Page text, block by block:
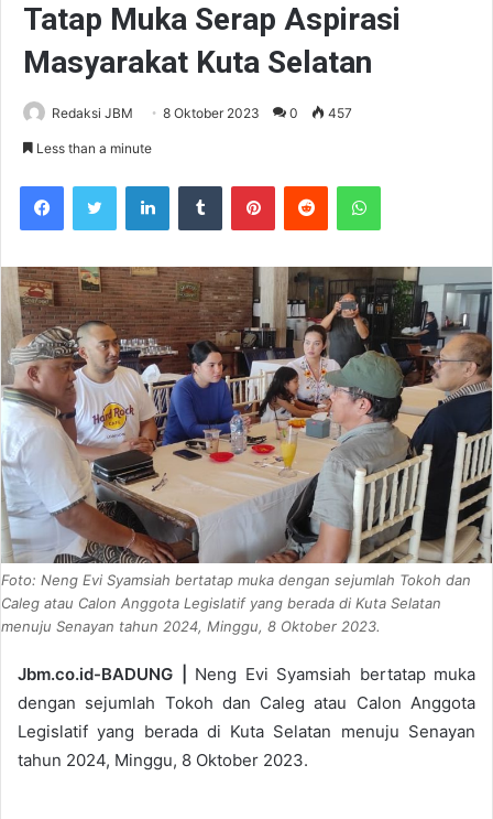
Tatap Muka Serap Aspirasi
Masyarakat Kuta Selatan
Redaksi JBM 8 Oktober 2023 0 457
Less than a minute
Foto: Neng Evi Syamsiah bertatap muka dengan sejumlah Tokoh dan
Caleg atau Calon Anggota Legislatif yang berada di Kuta Selatan
menuju Senayan tahun 2024, Minggu, 8 Oktober 2023.
Jbm.co.id-BADUNG |
Neng Evi Syamsiah bertatap muka
dengan sejumlah Tokoh dan Caleg atau Calon Anggota
Legislatif yang berada di Kuta Selatan menuju Senayan
tahun 2024, Minggu, 8 Oktober 2023.